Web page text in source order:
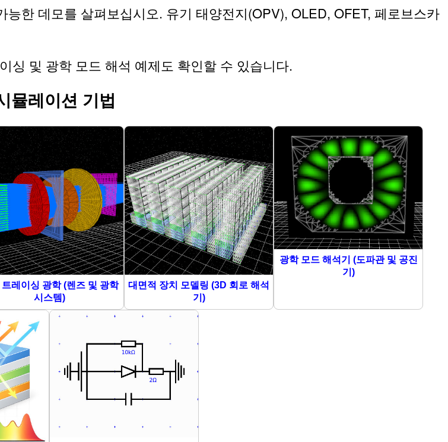
한 데모를 살펴보십시오. 유기 태양전지(OPV), OLED, OFET, 페로브스카
싱 및 광학 모드 해석 예제도 확인할 수 있습니다.
뮬레이션 기법
트레이싱 광학 (렌즈 및 광학
시스템)
대면적 장치 모델링 (3D 회로 해석
기)
광학 모드 해석기 (도파관 및 공진
기)